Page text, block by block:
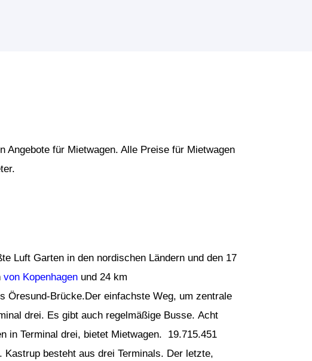
Angebote für Mietwagen. Alle Preise für Mietwagen
Luft Garten in den nordischen Ländern und den 17
von Kopenhagen und 24 km
Öresund-Brücke.Der einfachste Weg, um zentrale
drei. Es gibt auch regelmäßige Busse. Acht
in Terminal drei, bietet Mietwagen. 19.715.451
besteht aus drei Terminals. Der letzte,